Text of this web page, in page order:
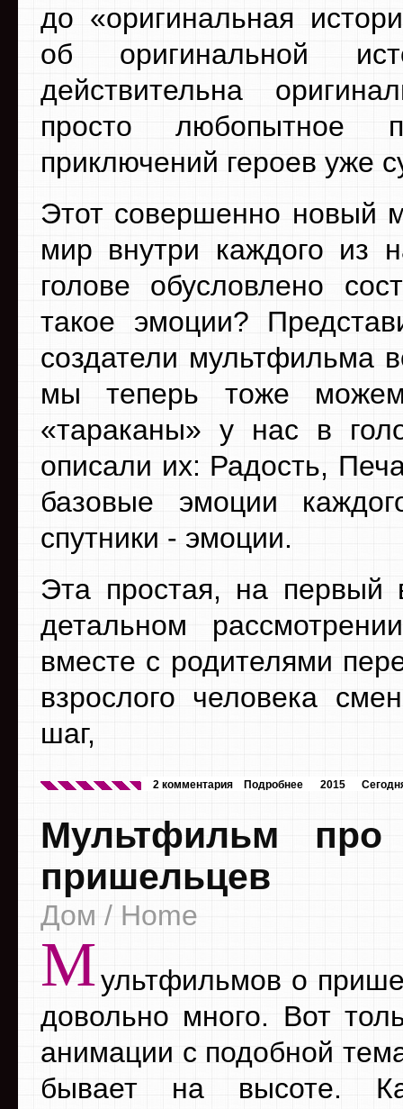
до «оригинальная
об оригинальной
действительна
просто любопытное
приключений героев уже
Этот совершенно новый
мир внутри каждого из
голове обусловлено
такое эмоции?
создатели мультфильма
мы теперь тоже
«тараканы» у нас в
описали их: Радость,
базовые эмоции
спутники - эмоции.
Эта простая, на первый
детальном
вместе с родителями
взрослого человека
шаг,
2015
2 комментария Подробнее
Мультфильм
пришельцев
Дом / Home
Мультфильмов о
довольно много. Вот
анимации с подобной
бывает на высоте.